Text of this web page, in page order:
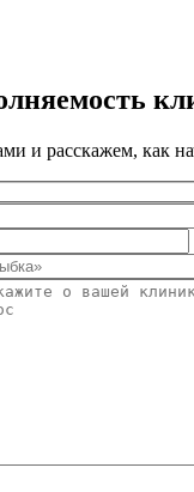
и расскажем, как